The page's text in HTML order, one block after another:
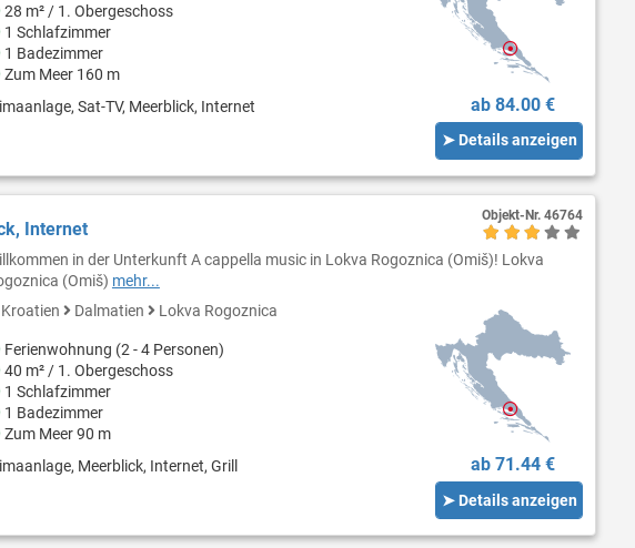
28 m² / 1. Obergeschoss
1 Schlafzimmer
1 Badezimmer
Zum Meer 160 m
Sat-TV, Meerblick, Internet
ab 84.00 €
➤ Details anzeigen
Internet
in der Unterkunft A cappella music in Lokva Rogoznica (Omiš)! Lokva
(Omiš) mehr...
Kroatien
Dalmatien Lokva Rogoznica
Ferienwohnung (2 - 4 Personen)
40 m² / 1. Obergeschoss
1 Schlafzimmer
1 Badezimmer
Zum Meer 90 m
Meerblick, Internet, Grill
ab 71.44 €
➤ Details anzeigen
Objekt-Nr. 46764